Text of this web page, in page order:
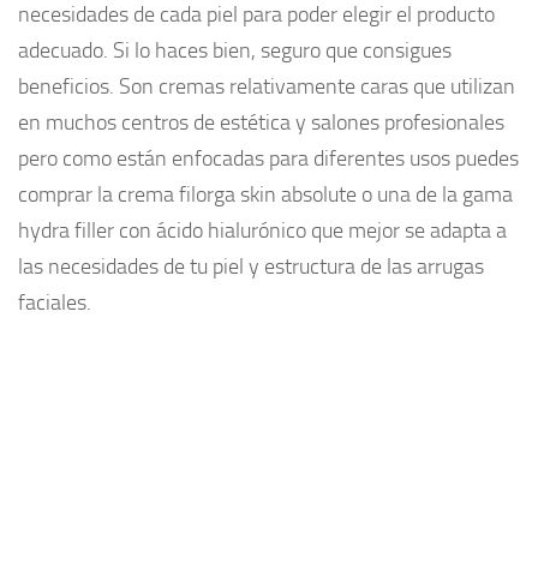
necesidades de cada piel para poder elegir el producto
adecuado. Si lo haces bien, seguro que consigues
beneficios. Son cremas relativamente caras que utilizan
en muchos centros de estética y salones profesionales
pero como están enfocadas para diferentes usos puedes
comprar la crema filorga skin absolute o una de la gama
hydra filler con ácido hialurónico que mejor se adapta a
las necesidades de tu piel y estructura de las arrugas
faciales.